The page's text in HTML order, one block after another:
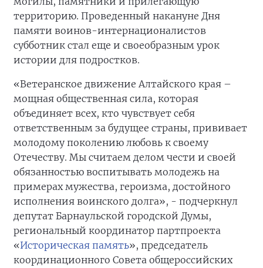
территорию. Проведенный накануне Дня
памяти воинов-интернационалистов
субботник стал еще и своеобразным урок
истории для подростков.
«Ветеранское движение Алтайского края –
мощная общественная сила, которая
объединяет всех, кто чувствует себя
ответственным за будущее страны, прививает
молодому поколению любовь к своему
Отечеству. Мы считаем делом чести и своей
обязанностью воспитывать молодежь на
примерах мужества, героизма, достойного
исполнения воинского долга», - подчеркнул
депутат Барнаульской городской Думы,
региональный координатор партпроекта
«Историческая память», председатель
координационного Совета общероссийских